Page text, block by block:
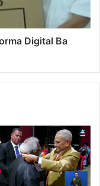
Digital Ba